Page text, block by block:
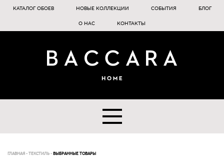
КАТАЛОГ ОБОЕВ НОВЫЕ КОЛЛЕКЦИИ СОБЫТИЯ БЛОГ
О НАС КОНТАКТЫ
ГЛАВНАЯ - ТЕКСТИЛЬ - ВЫБРАННЫЕ ТОВАРЫ